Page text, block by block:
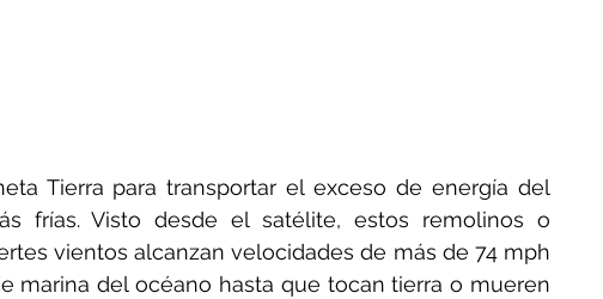
Tierra para transportar el exceso de energía del
frías. Visto desde el satélite, estos remolinos o
vientos alcanzan velocidades de más de 74 mph
marina del océano hasta que tocan tierra o mueren